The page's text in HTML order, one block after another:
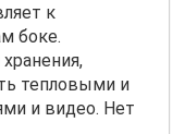
к
боке.
тепловыми и
и видео. Нет